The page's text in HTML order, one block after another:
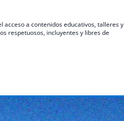
acceso a contenidos educativos, talleres y
respetuosos, incluyentes y libres de